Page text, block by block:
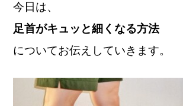
今日は、
足首がキュッと細くなる方法
についてお伝えしていきます。